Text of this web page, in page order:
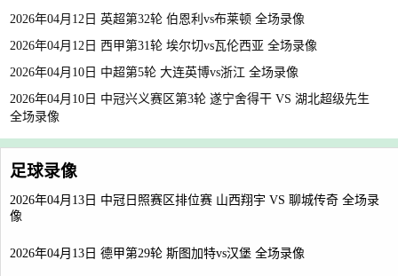
2026年04月12日 英超第32轮 伯恩利vs布莱顿 全场录像
2026年04月12日 西甲第31轮 埃尔切vs瓦伦西亚 全场录像
2026年04月10日 中超第5轮 大连英博vs浙江 全场录像
2026年04月10日 中冠兴义赛区第3轮 遂宁舍得干 VS 湖北超级先生
全场录像
足球录像
2026年04月13日 中冠日照赛区排位赛 山西翔宇 VS 聊城传奇 全场录
像
2026年04月13日 德甲第29轮 斯图加特vs汉堡 全场录像